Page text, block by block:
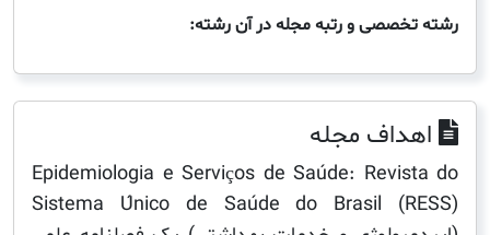
و رتبه مجله در آن رشته:
مجله
Epidemiologia e Serviços de Saúde:
Sistema Único de Saúde do Brasil